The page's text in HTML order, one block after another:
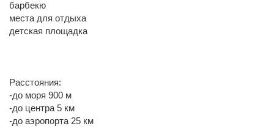
барбекю
места для отдыха
детская площадка
Расстояния:
-до моря 900 м
-до центра 5 км
-до аэропорта 25 км